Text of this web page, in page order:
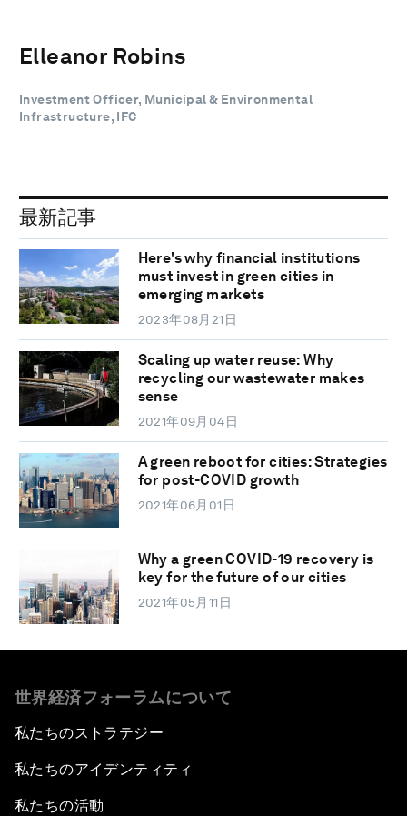
Elleanor Robins
Investment Officer, Municipal & Environmental
Infrastructure, IFC
最新記事
Here's why financial institutions
must invest in green cities in
emerging markets
2023年08月21日
Scaling up water reuse: Why
recycling our wastewater makes
sense
2021年09月04日
A green reboot for cities: Strategies
for post-COVID growth
2021年06月01日
Why a green COVID-19 recovery is
key for the future of our cities
2021年05月11日
世界経済フォーラムについて
私たちのストラテジー
私たちのアイデンティティ
私たちの活動